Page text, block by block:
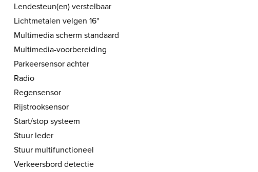
Lendesteun(en) verstelbaar
Lichtmetalen velgen 16"
Multimedia scherm standaard
Multimedia-voorbereiding
Parkeersensor achter
Radio
Regensensor
Rijstrooksensor
Start/stop systeem
Stuur leder
Stuur multifunctioneel
Verkeersbord detectie